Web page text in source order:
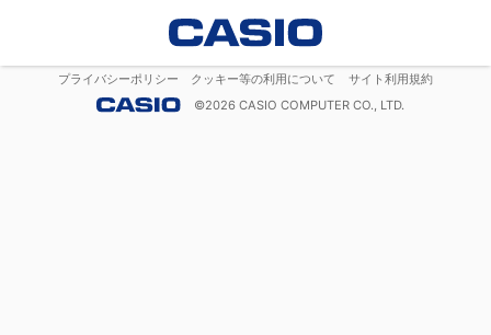
プライバシーポリシー クッキー等の利用について
サイト利用規約
©2026 CASIO COMPUTER CO., LTD.